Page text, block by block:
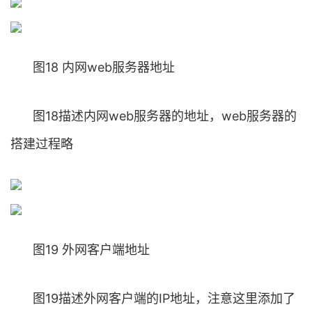
图18 内网web服务器地址
图18描述内网web服务器的地址，web服务器的
搭建过程略
图19 外网客户端地址
图19描述外网客户端的IP地址，注意这里添加了